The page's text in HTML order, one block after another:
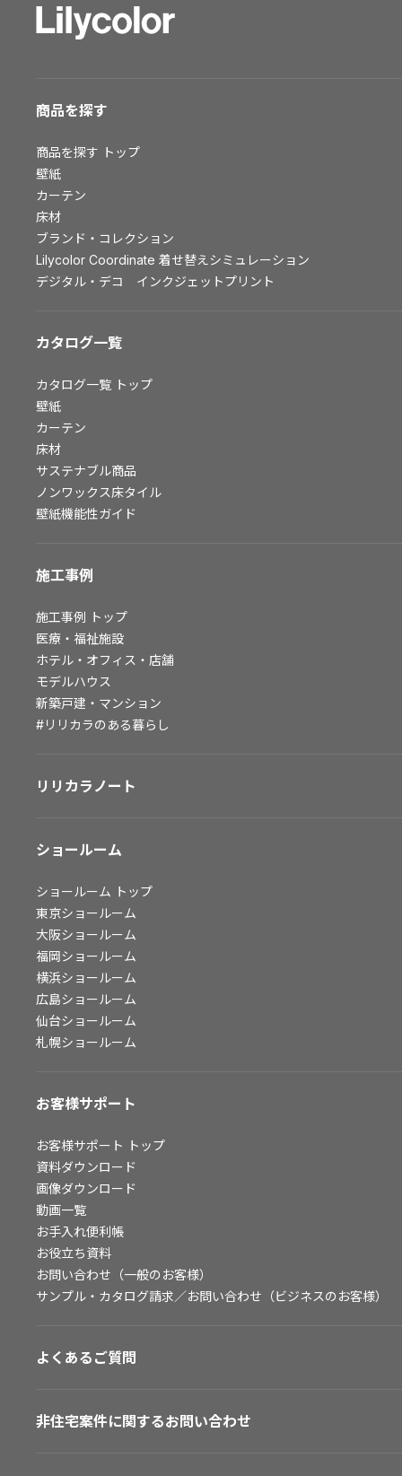
仙台ショールーム
お客様サポート
お客様サポート トップ
資料ダウンロード
画像ダウンロード
動画一覧
お手入れ便利帳
お役立ち資料
お問い合わせ（一般のお客様）
よくあるご質問
非住宅案件に関するお問い合わせ
事業紹介
スペースソリューション事業
ファシリティソリューション事業
不動産投資開発事業
会社情報
採用情報
商品を探す
商品を探す トップ
壁紙
カーテン
床材
ブランド・コレクション
Lilycolor Coordinate 着せ替えシミュレーション
デジタル・デコ インクジェットプリント
カタログ一覧
カタログ一覧 トップ
壁紙
カーテン
床材
サステナブル商品
ノンワックス床タイル
壁紙機能性ガイド
施工事例
施工事例 トップ
医療・福祉施設
ホテル・オフィス・店舗
モデルハウス
新築戸建・マンション
#リリカラのある暮らし
リリカラノート
ショールーム
ショールーム トップ
東京ショールーム
大阪ショールーム
福岡ショールーム
横浜ショールーム
広島ショールーム
仙台ショールーム
札幌ショールーム
お客様サポート
お客様サポート トップ
資料ダウンロード
画像ダウンロード
動画一覧
お手入れ便利帳
お役立ち資料
お問い合わせ（一般のお客様）
サンプル・カタログ請求／お問い合わせ（ビジネスのお客様）
よくあるご質問
非住宅案件に関するお問い合わせ